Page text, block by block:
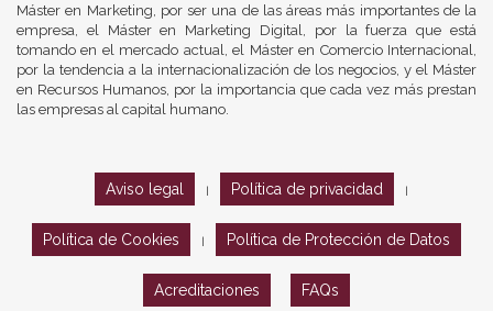
Máster en Marketing, por ser una de las áreas más importantes de la
empresa, el Máster en Marketing Digital, por la fuerza que está
tomando en el mercado actual, el Máster en Comercio Internacional,
por la tendencia a la internacionalización de los negocios, y el Máster
en Recursos Humanos, por la importancia que cada vez más prestan
las empresas al capital humano.
Aviso legal Política de privacidad
Política de Cookies Política de Protección de Datos
Acreditaciones FAQs